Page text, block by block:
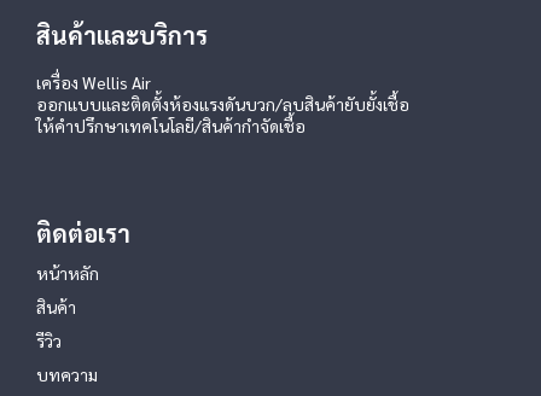
สินค้าและบริการ
เครื่อง Wellis Air
ออกแบบและติดตั้งห้องแรงดันบวก/ลบสินค้ายับยั้งเชื้อ
ให้คำปรึกษาเทคโนโลยี/สินค้ากำจัดเชื้อ
ติดต่อเรา
หน้าหลัก
สินค้า
รีวิว
บทความ